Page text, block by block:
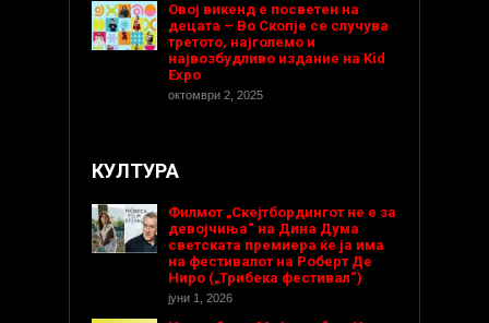
Овој викенд е посветен на
децата – Во Скопје се случува
третото, најголемо и
највозбудливо издание на Kid
Expo
октомври 2, 2025
КУЛТУРА
Филмот „Скејтбордингот не е за
девојчиња“ на Дина Дума
светската премиера ќе ја има
на фестивалот на Роберт Де
Ниро („Трибека фестивал“)
јуни 1, 2026